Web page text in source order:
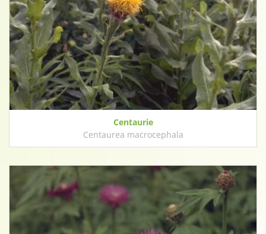
Centaurie
Centaurea macrocephala